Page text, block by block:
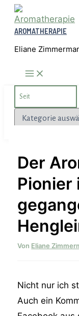
Zum
Inhalt
springen
AROMATHERAPIE
Eliane
for:
Kategorien
Der
Pionier
Von Eliane
Nicht nur ich
Auch ein